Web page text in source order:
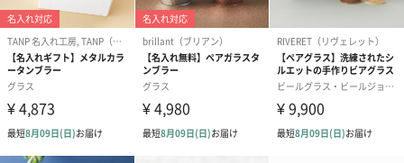
ブライダルロリポップ
ドレス（いちご味)
（1,122円）
ブライダルロリポップ
タキシード（コーラ味)
（1,122円）
夫婦箸と箸置
（2,420円）